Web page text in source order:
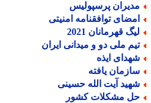
پرسپولیس
توافقنامه امنیتی
قهرمانان 2021
ملی دو و میدانی ایران
ایذه
یافته
آیت الله حسینی
مشکلات کشور